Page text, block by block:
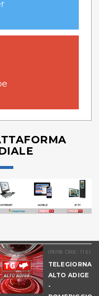
09/08 ORE: 11.51
TELEGIORNALE
ALTO ADIGE
-